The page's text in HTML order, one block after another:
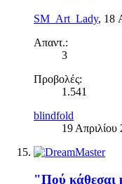
SM_Art_Lady, 18
Απαντ.:
3
Προβολές:
1.541
blindfold
19 Απριλίου
"Πού κάθεσαι